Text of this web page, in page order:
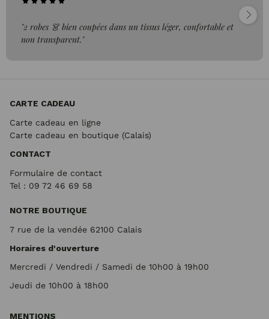
"2 robes 👗 bien coupées dans un tissus léger, confortable et
non transparent."
CARTE CADEAU
Carte cadeau en ligne
Carte cadeau en boutique (Calais)
CONTACT
Formulaire de contact
Tel : 09 72 46 69 58
NOTRE BOUTIQUE
7 rue de la vendée 62100 Calais
Horaires d'ouverture
Mercredi / Vendredi / Samedi de 10h00 à 19h00
Jeudi de 10h00 à 18h00
MENTIONS